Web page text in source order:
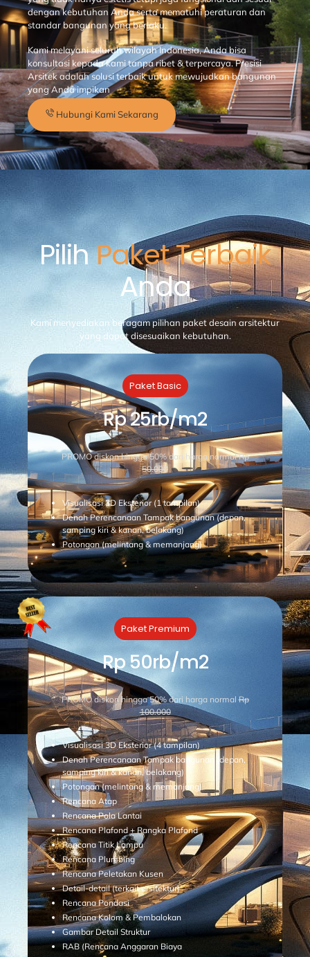
dengan kebutuhan Anda serta mematuhi peraturan dan
standar bangunan yang berlaku.
Kami melayani seluruh wilayah Indonesia, Anda bisa
konsultasi kepada kami tanpa ribet & terpercaya. Presisi
Arsitek adalah solusi terbaik untuk mewujudkan bangunan
yang Anda impikan
Hubungi Kami Sekarang
PilihPaket Terbaik
Anda
Kami menyediakan beragam pilihan paket desain arsitektur
yang dapat disesuaikan kebutuhan.
Paket Basic
Rp 25rb/m2
PROMO diskon hingga 50% dari harga normalRp
50.000
Visualisasi 3D Eksterior (1 tampilan)
Denah Perencanaan Tampak bangunan (depan,
samping kiri & kanan, belakang)
Potongan (melintang & memanjang)
Paket Premium
Rp 50rb/m2
PROMO diskon hingga 50% dari harga normalRp
100.000
Visualisasi 3D Eksterior (4 tampilan)
Denah Perencanaan Tampak bangunan (depan,
samping kiri & kanan, belakang)
Potongan (melintang & memanjang)
Rencana Atap
Rencana Pola Lantai
Rencana Plafond + Rangka Plafond
Rencana Titik Lampu
Rencana Plumbing
Rencana Peletakan Kusen
Detail-detail (terkait arsitektur)
Rencana Pondasi
Rencana Kolom & Pembalokan
Gambar Detail Struktur
RAB (Rencana Anggaran Biaya